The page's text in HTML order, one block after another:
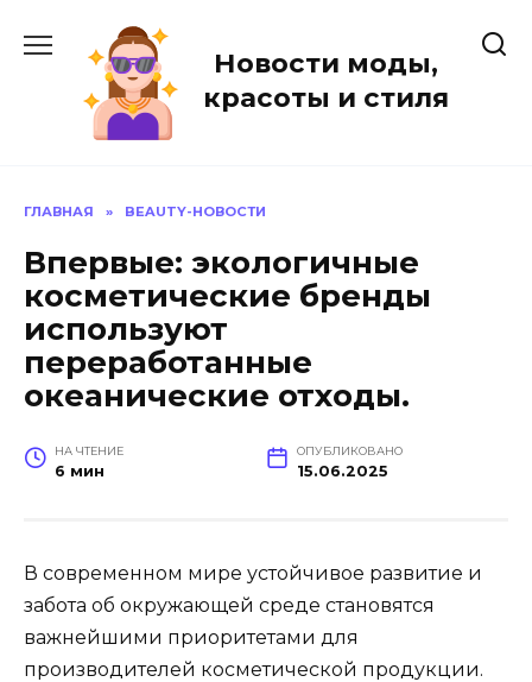
содержанию
Новости моды,
красоты и стиля
ГЛАВНАЯ » BEAUTY-НОВОСТИ
Впервые: экологичные
косметические бренды
используют
переработанные
океанические отходы.
НА ЧТЕНИЕ
6 мин
ОПУБЛИКОВАНО
15.06.2025
В современном мире устойчивое развитие и
забота об окружающей среде становятся
важнейшими приоритетами для
производителей косметической продукции.